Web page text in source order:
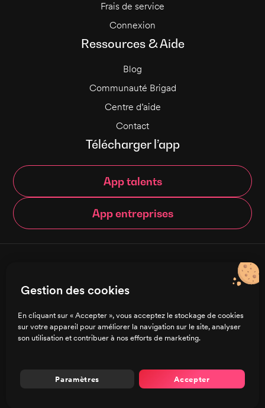
Frais de service
Connexion
Ressources & Aide
Blog
Communauté Brigad
Centre d’aide
Contact
Télécharger l’app
App talents
App entreprises
Charte de confidentialité
CGU/CGV
Préférences de cookies
Gestion des cookies
En cliquant sur « Accepter », vous acceptez le stockage de cookies
sur votre appareil pour améliorer la navigation sur le site, analyser
son utilisation et contribuer à nos efforts de marketing.
Accepter
Paramètres